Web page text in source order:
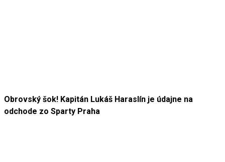
Obrovský šok! Kapitán Lukáš Haraslín je údajne na
odchode zo Sparty Praha